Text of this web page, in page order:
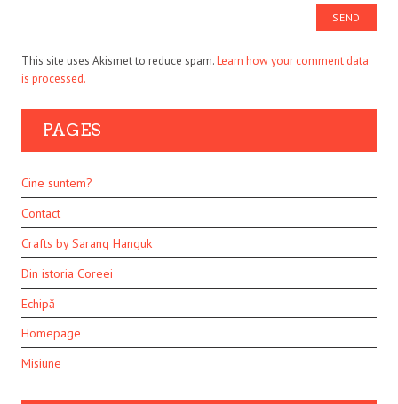
This site uses Akismet to reduce spam.Learn how your comment data
is processed.
PAGES
Cine suntem?
Contact
Crafts by Sarang Hanguk
Din istoria Coreei
Echipă
Homepage
Misiune